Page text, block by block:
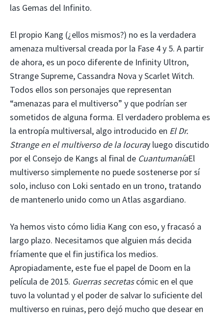
las Gemas del Infinito.
El propio Kang (¿ellos mismos?) no es la verdadera
amenaza multiversal creada por la Fase 4 y 5. A partir
de ahora, es un poco diferente de Infinity Ultron,
Strange Supreme, Cassandra Nova y Scarlet Witch.
Todos ellos son personajes que representan
“amenazas para el multiverso” y que podrían ser
sometidos de alguna forma. El verdadero problema es
la entropía multiversal, algo introducido en El Dr.
Strange en el multiverso de la locuray luego discutido
por el Consejo de Kangs al final de CuantumaníaEl
multiverso simplemente no puede sostenerse por sí
solo, incluso con Loki sentado en un trono, tratando
de mantenerlo unido como un Atlas asgardiano.
Ya hemos visto cómo lidia Kang con eso, y fracasó a
largo plazo. Necesitamos que alguien más decida
fríamente que el fin justifica los medios.
Apropiadamente, este fue el papel de Doom en la
película de 2015. Guerras secretascómic en el que
tuvo la voluntad y el poder de salvar lo suficiente del
multiverso en ruinas, pero dejó mucho que desear en